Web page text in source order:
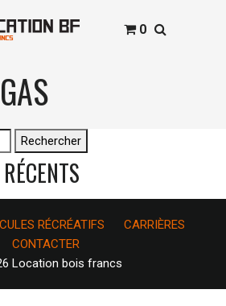
0
RÉCRÉATIFS
CARRIÈRES
CONTACTER
Location bois francs